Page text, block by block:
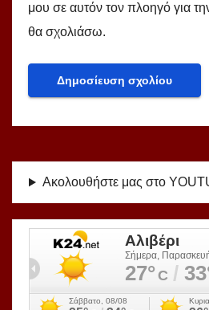
μου σε αυτόν τον πλοηγό για
θα σχολιάσω.
Ακολουθήστε μας στο